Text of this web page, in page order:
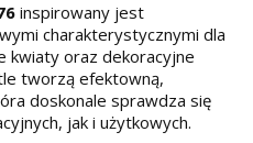
inspirowany jest
charakterystycznymi dla
kwiaty oraz dekoracyjne
tworzą efektowną,
doskonale sprawdza się
jak i użytkowych.